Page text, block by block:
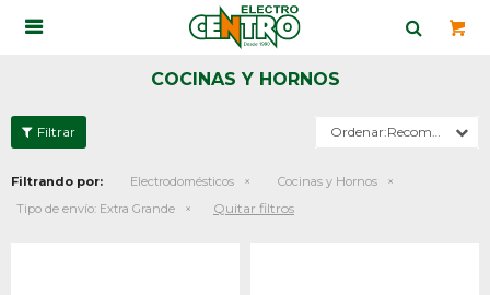

COCINAS Y HORNOS
Recomendados
Filtrando por: Electrodomésticos
Cocinas y Hornos
Tipo de envío: Extra Grande Quitar filtros